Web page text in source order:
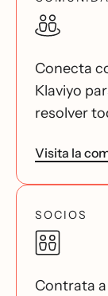
Conecta
Klaviyo
resolver
Visita la
SOCIOS
Contrata